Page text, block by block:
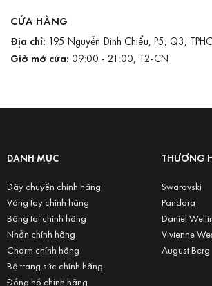
CỬA HÀNG
Địa chỉ: 195 Nguyễn Đình Chiểu, P5, Q3,
Giờ mở cửa: 09:00 - 21:00, T2-CN
DANH MỤC
Dây chuyền chính hãng
Vòng tay chính hãng
Bông tai chính hãng
Nhẫn chính hãng
Charm chính hãng
Bộ trang sức chính hãng
Đồng hồ chính hãng
THƯƠNG
Swarovski
Pandora
Daniel
Vivienne
August Berg